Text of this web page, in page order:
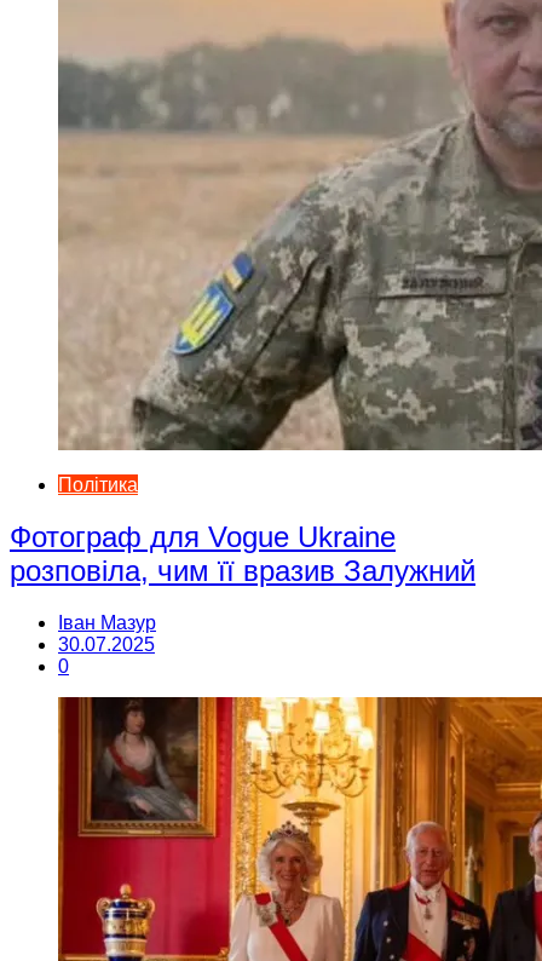
Політика
Фотограф для Vogue Ukraine
розповіла, чим її вразив Залужний
Іван Мазур
30.07.2025
0